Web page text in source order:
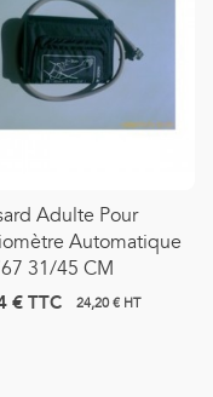
Adulte Pour
Automatique
31/45 CM
€TTC 24,20 € HT